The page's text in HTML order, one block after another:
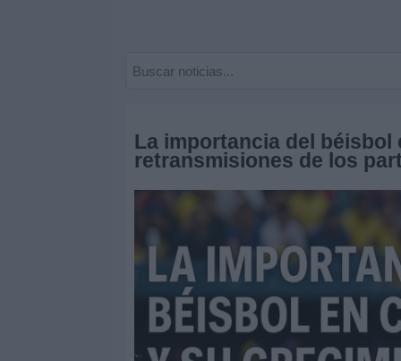
La importancia del béisbol
retransmisiones de los